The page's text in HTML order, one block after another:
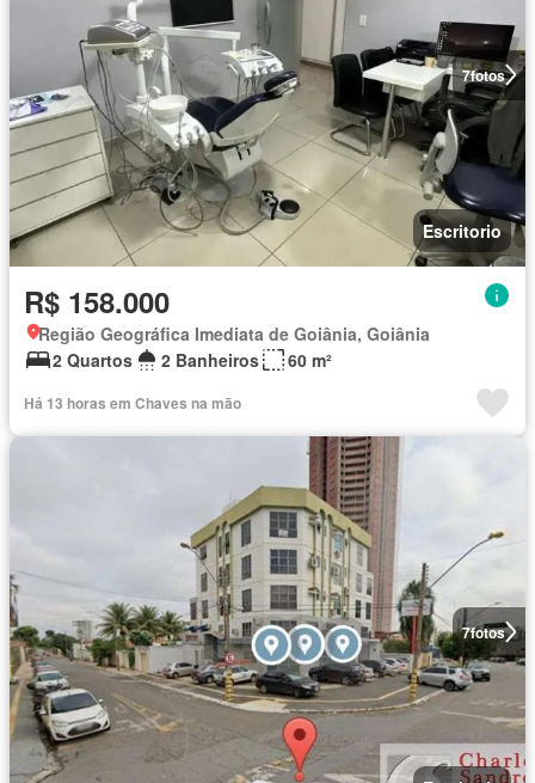
7fotos
Escritorio
R$ 158.000
Região Geográfica Imediata de Goiânia, Goiânia
2 Quartos
2 Banheiros 60 m²
Há 13 horas em Chaves na mão
7fotos